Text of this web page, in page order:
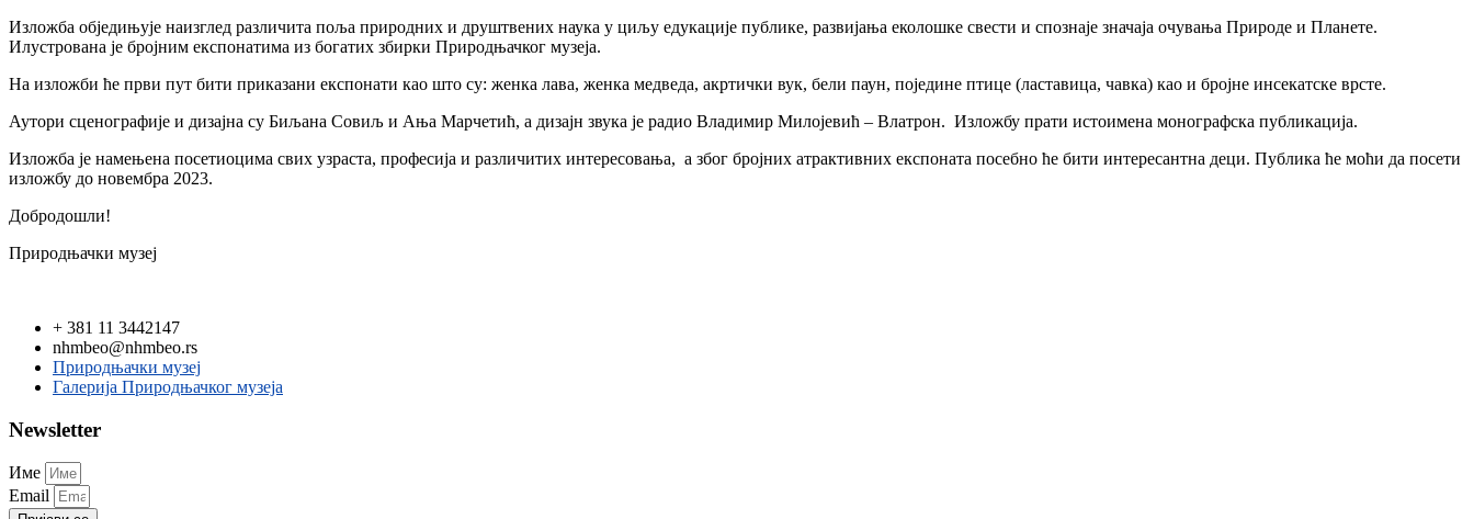
Изложба обједињује наизглед различита поља природних и друштвених наука у циљу едукације публике, развијања еколошке свести и спознаје значаја очувања Природе и Планете.
Илустрована је бројним експонатима из богатих збирки Природњачког музеја.
На изложби ће први пут бити приказани експонати као што су: женка лава, женка медведа, акртички вук, бели паун, поједине птице (ластавицa, чавка) као и бројне инсекатске врсте.
Аутори сценографије и дизајна су Биљана Совиљ и Ања Марчетић, а дизајн звука је радио Владимир Милојевић – Влатрон. Изложбу прати истоимена монографска публикација.
Изложба је намењена посетиоцима свих узраста, професија и различитих интересовања, а због бројних атрактивних експоната посебно ће бити интересантна деци. Публика ће моћи да посети
изложбу до новембра 2023.
Добродошли!
Природњачки музеј
+ 381 11 3442147
nhmbeo@nhmbeo.rs
Природњачки музеј
Галерија Природњачког музеја
Newsletter
Име
Email